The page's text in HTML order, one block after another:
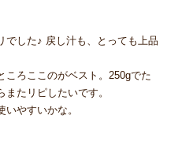
でした♪ 戻し汁も、とっても上品
ころここのがベスト。250gでた
たリピしたいです。
やすいかな。